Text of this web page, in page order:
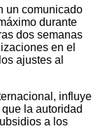
un comunicado
durante
dos semanas
en el
ajustes al
influye
la autoridad
a los